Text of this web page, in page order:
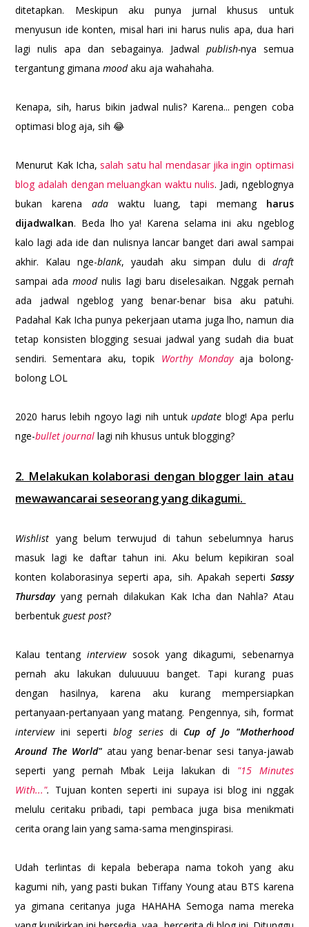
ditetapkan. Meskipun aku punya jurnal khusus untuk
menyusun ide konten, misal hari ini harus nulis apa, dua hari
lagi nulis apa dan sebagainya. Jadwal publish-nya semua
tergantung gimanamoodaku aja wahahaha.
Kenapa, sih, harus bikin jadwal nulis? Karena... pengen coba
optimasi blog aja, sih 😂
Menurut Kak Icha,salah satu hal mendasar jika ingin optimasi
blog adalah dengan meluangkan waktu nulis. Jadi, ngeblognya
bukan karena adawaktu luang, tapi memang harus
dijadwalkan. Beda lho ya! Karena selama ini aku ngeblog
kalo lagi ada ide dan nulisnya lancar banget dari awal sampai
akhir. Kalau nge-blank, yaudah aku simpan dulu di draft
sampai adamoodnulis lagi baru diselesaikan. Nggak pernah
ada jadwal ngeblog yang benar-benar bisa aku patuhi.
Padahal Kak Icha punya pekerjaan utama juga lho, namun dia
tetap konsisten blogging sesuai jadwal yang sudah dia buat
sendiri. Sementara aku, topik Worthy Mondayaja bolong-
bolong LOL
2020 harus lebih ngoyo lagi nih untukupdate blog! Apa perlu
nge-bullet journal lagi nih khusus untuk blogging?
2. Melakukan kolaborasi dengan blogger lain atau
mewawancarai seseorang yang dikagumi.
Wishlist yang belum terwujud di tahun sebelumnya harus
masuk lagi ke daftar tahun ini. Aku belum kepikiran soal
konten kolaborasinya seperti apa, sih. Apakah seperti Sassy
Thursdayyang pernah dilakukan Kak Icha dan Nahla? Atau
berbentuk guest post?
Kalau tentanginterviewsosok yang dikagumi, sebenarnya
pernah aku lakukan duluuuuu banget. Tapi kurang puas
dengan hasilnya, karena aku kurang mempersiapkan
pertanyaan-pertanyaan yang matang. Pengennya, sih, format
interviewini sepertiblog series di Cup of Jo "Motherhood
Around The World"atau yang benar-benar sesi tanya-jawab
seperti yang pernah Mbak Leija lakukan di "15 Minutes
With...". Tujuan konten seperti ini supaya isi blog ini nggak
melulu ceritaku pribadi, tapi pembaca juga bisa menikmati
cerita orang lain yang sama-sama menginspirasi.
Udah terlintas di kepala beberapa nama tokoh yang aku
kagumi nih, yang pasti bukan Tiffany Young atau BTS karena
ya gimana ceritanya juga HAHAHA Semoga nama mereka